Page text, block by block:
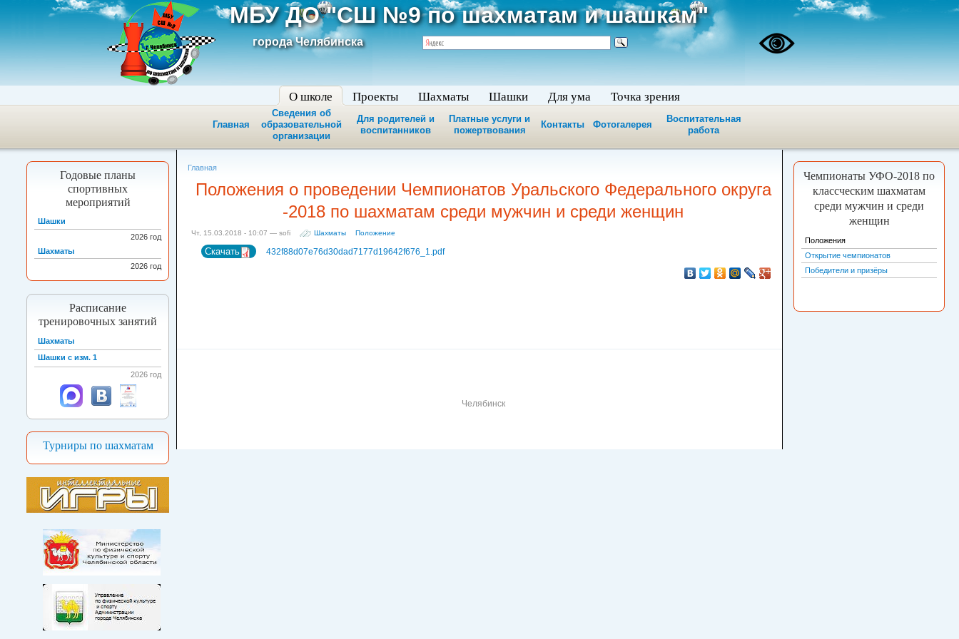
МБУ ДО "СШ №9 по шахматам и шашкам"
города Челябинска
О школе
Главная
Сведения об
образовательной
организации
Для родителей и
воспитанников
Платные услуги и
пожертвования
Контакты Фотогалерея
Воспитательная
работа
Проекты Шахматы Шашки Для ума Точка зрения
Годовые планы
спортивных
мероприятий
Шашки
2026 год
Шахматы
2026 год
Расписание
тренировочных занятий
Шахматы
Шашки с изм. 1
2026 год
Турниры по шахматам
Главная
Положения о проведении Чемпионатов Уральского Федерального округа
-2018 по шахматам среди мужчин и среди женщин
Чт, 15.03.2018 - 10:07 — sofi Шахматы Положение
Скачать 432f88d07e76d30dad7177d19642f676_1.pdf
Челябинск
Чемпионаты УФО-2018 по
классческим шахматам
среди мужчин и среди
женщин
Положения
Открытие чемпионатов
Победители и призёры